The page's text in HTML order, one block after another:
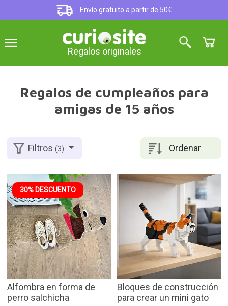
Envío gratuito a partir de 50€
Regalos originales
Regalos de cumpleaños para
amigas de 15 años
Ordenar
Filtros(3)
30% DESCUENTO
Alfombra en forma de
perro salchicha
Bloques de construcción
para crear un mini gato